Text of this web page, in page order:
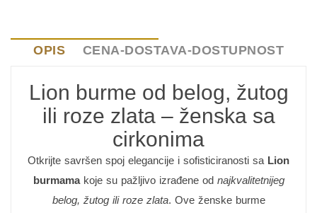
OPIS CENA-DOSTAVA-DOSTUPNOST
Lion burme od belog, žutog
ili roze zlata – ženska sa
cirkonima
Otkrijte savršen spoj elegancije i sofisticiranosti sa Lion
burmamakoje su pažljivo izrađene od najkvalitetnijeg
belog, žutog ili roze zlata. Ove ženske burme